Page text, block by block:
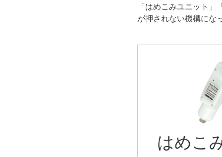
「はめこみユニット
が押されない機構にな
はめこ